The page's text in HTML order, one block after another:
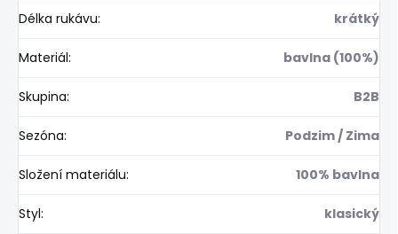
Délka rukávu: krátký
Materiál: bavlna (100%)
Skupina: B2B
Sezóna: Podzim / Zima
Složení materiálu: 100% bavlna
Styl: klasický